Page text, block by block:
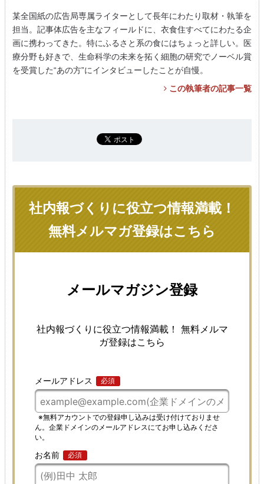
某全国紙の広告局専属ライターとして長年にわたり取材・執筆を
担当。記事体広告を主なフィールドに、衣食住すべてにわたる企
画に携わってきた。特にふるさと系の食にはちょっと詳しい。医
療分野も好きで、生命科学の未来を拓く細胞の研究でノーベル賞
を受賞した“あの方”にインタビューしたことが自慢。
この執筆者の記事一覧
社内報づくりに役立つ情報満載！
無料メルマガ登録はこちら